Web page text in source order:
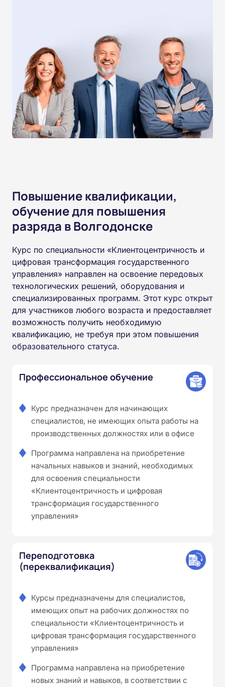
Повышение квалификации,
обучение для повышения
разряда в Волгодонске
Курс по специальности «Клиентоцентричность и
цифровая трансформация государственного
управления» направлен на освоение передовых
технологических решений, оборудования и
специализированных программ. Этот курс открыт
для участников любого возраста и предоставляет
возможность получить необходимую
квалификацию, не требуя при этом повышения
образовательного статуса.
Профессиональное обучение
Курс предназначен для начинающих
специалистов, не имеющих опыта работы на
производственных должностях или в офисе
Программа направлена на приобретение
начальных навыков и знаний, необходимых
для освоения специальности
«Клиентоцентричность и цифровая
трансформация государственного
управления»
Переподготовка
(переквалификация)
Курсы предназначены для специалистов,
имеющих опыт на рабочих должностях по
специальности «Клиентоцентричность и
цифровая трансформация государственного
управления»
Программа направлена на приобретение
новых знаний и навыков, в соответствии с